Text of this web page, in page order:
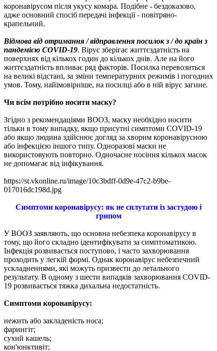
коронавірусом після укусу комара. Подібне - бездоказово,
адже основний спосіб передачі інфекції - повітряно-
крапельний.
Відмова від отримання / відправлення посилок з / до країн з
пандемією COVID-19. Вірус зберігає життєздатність на
поверхнях від кількох годин до кількох днів. Але на його
життєздатність впливає ряд факторів. Посилка перевозиться
на великі відстані, за зміни температурних режимів і погодних
умов. Тому, найімовірніше, на посилці або в ній вірус загине.
Чи всім потрібно носити маску?
Згідно з рекомендаціями ВООЗ, маску необхідно носити
тільки в тому випадку, якщо присутні симптоми COVID-19
або якщо людина здійснює догляд за хворим коронавірусною
або інфекцією іншого типу. Одноразові маски не
використовують повторно. Одночасне носіння кількох масок
не допомагає від інфікування.
https://st.vkonline.ru/image/10c3bdff-0d9e-47c2-b9be-
017016dc198d.jpg
Симптоми коронавірусу: як не сплутати із застудою і
грипом
У ВООЗ заявляють, що основна небезпека коронавірусу в
тому, що його складно ідентифікувати за симптоматикою.
Інфекція розвивається поступово, і часто захворювання
проходить у легкій формі. Однак коронавірус небезпечний
ускладненнями, які можуть призвести до летального
результату. В одному з шести випадків захворювання COVID-
19 розвивається тяжка дихальна недостатність.
Симптоми коронавірусу:
нежить або закладеність носа;
фарингіт;
сухий кашель;
кон'юнктивіт;